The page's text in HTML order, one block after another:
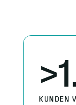
KUNDEN